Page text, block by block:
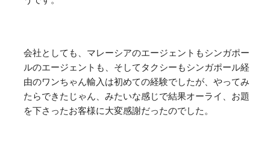
会社としても、マレーシアのエージェントもシンガポー
ルのエージェントも、そしてタクシーもシンガポール経
由のワンちゃん輸入は初めての経験でしたが、やってみ
たらできたじゃん、みたいな感じで結果オーライ、お題
を下さったお客様に大変感謝だったのでした。